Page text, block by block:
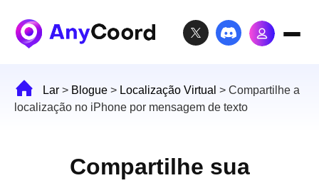
Lar > Blogue > Localização Virtual > Compartilhe a
localização no iPhone por mensagem de texto
Compartilhe sua